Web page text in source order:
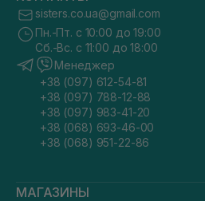
sisters.co.ua@gmail.com
Пн.-Пт. с 10:00 до 19:00
Сб.-Вс. с 11:00 до 18:00
Менеджер
+38 (097) 612-54-81
+38 (097) 788-12-88
+38 (097) 983-41-20
+38 (068) 693-46-00
+38 (068) 951-22-86
МАГАЗИНЫ